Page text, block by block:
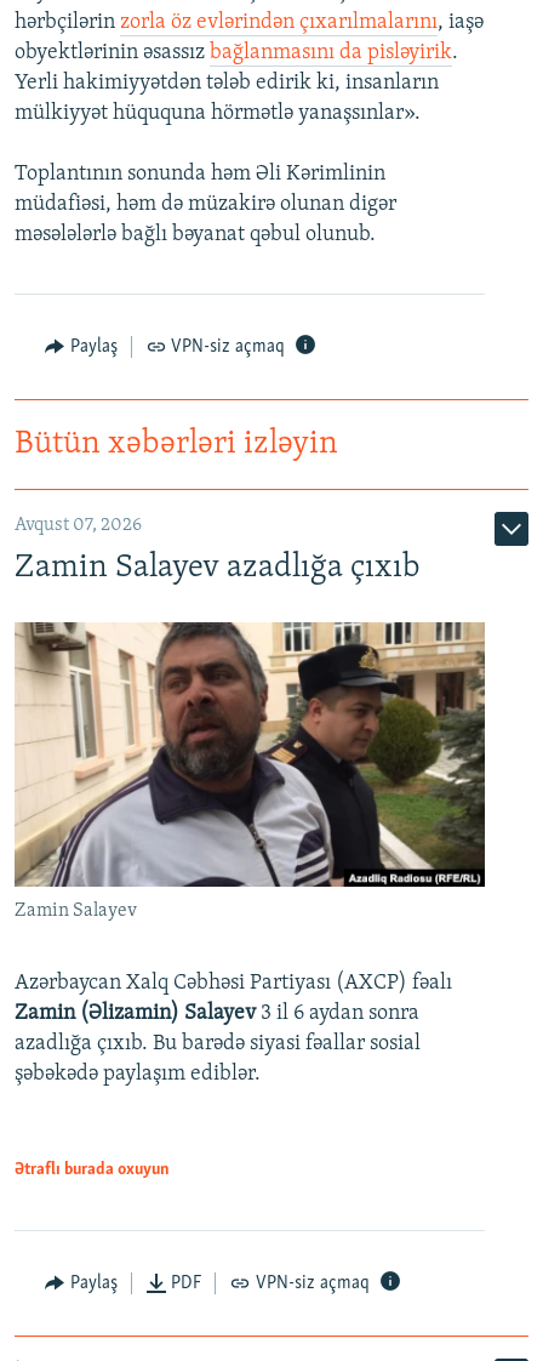
hərbçilərin zorla öz evlərindən çıxarılmalarını, iaşə
obyektlərinin əsassız bağlanmasını da pisləyirik.
Yerli hakimiyyətdən tələb edirik ki, insanların
mülkiyyət hüququna hörmətlə yanaşsınlar».
Toplantının sonunda həm Əli Kərimlinin
müdafiəsi, həm də müzakirə olunan digər
məsələlərlə bağlı bəyanat qəbul olunub.
Paylaş VPN-siz açmaq
Bütün xəbərləri izləyin
Avqust 07, 2026
Zamin Salayev azadlığa çıxıb
Zamin Salayev
Azərbaycan Xalq Cəbhəsi Partiyası (AXCP) fəalı
Zamin (Əlizamin) Salayev 3 il 6 aydan sonra
azadlığa çıxıb. Bu barədə siyasi fəallar sosial
şəbəkədə paylaşım ediblər.
Ətraflı burada oxuyun
Paylaş PDF VPN-siz açmaq